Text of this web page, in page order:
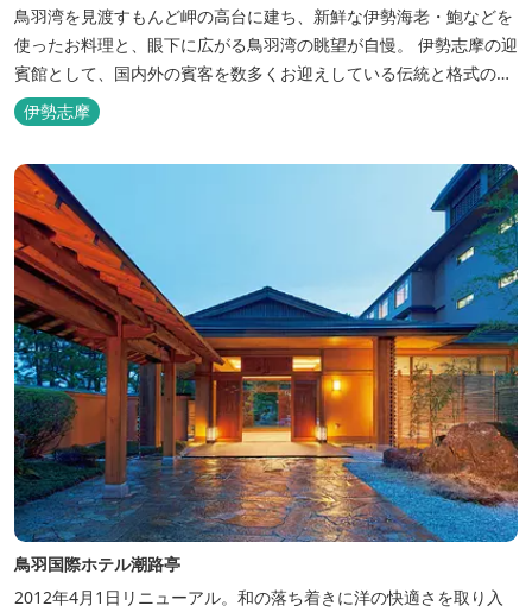
鳥羽湾を見渡すもんど岬の高台に建ち、新鮮な伊勢海老・鮑などを
使ったお料理と、眼下に広がる鳥羽湾の眺望が自慢。 伊勢志摩の迎
賓館として、国内外の賓客を数多くお迎えしている伝統と格式のあ
るホテルです。 【2024年3月25日リニューアル】 クラブラウンジ
アクセス付の新客室「オーシャンビュースイート・クラブ」が誕
ャンテラ...
伊勢志摩
鳥羽国際ホテル潮路亭
2012年4月1日リニューアル。和の落ち着きに洋の快適さを取り入